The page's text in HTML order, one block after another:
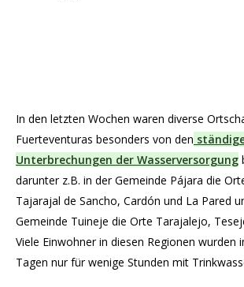
In den letzten Wochen waren diverse
Fuerteventuras besonders von den
Unterbrechungen der Wasserversorgung
darunter z.B. in der Gemeinde Pájara die
Tajarajal de Sancho, Cardón und La Pared
Gemeinde Tuineje die Orte Tarajalejo,
Viele Einwohner in diesen Regionen wurden
Tagen nur für wenige Stunden mit